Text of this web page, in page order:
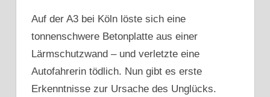
Auf der A3 bei Köln löste sich eine
tonnenschwere Betonplatte aus einer
Lärmschutzwand – und verletzte eine
Autofahrerin tödlich. Nun gibt es erste
Erkenntnisse zur Ursache des Unglücks.